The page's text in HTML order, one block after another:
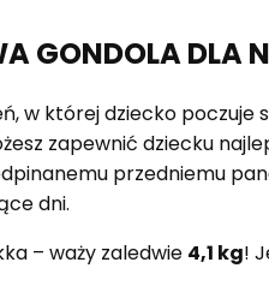
GONDOLA DLA
w której dziecko poczuje
zapewnić dziecku
przedniemu
dni.
– waży zaledwie 4,1 kg!